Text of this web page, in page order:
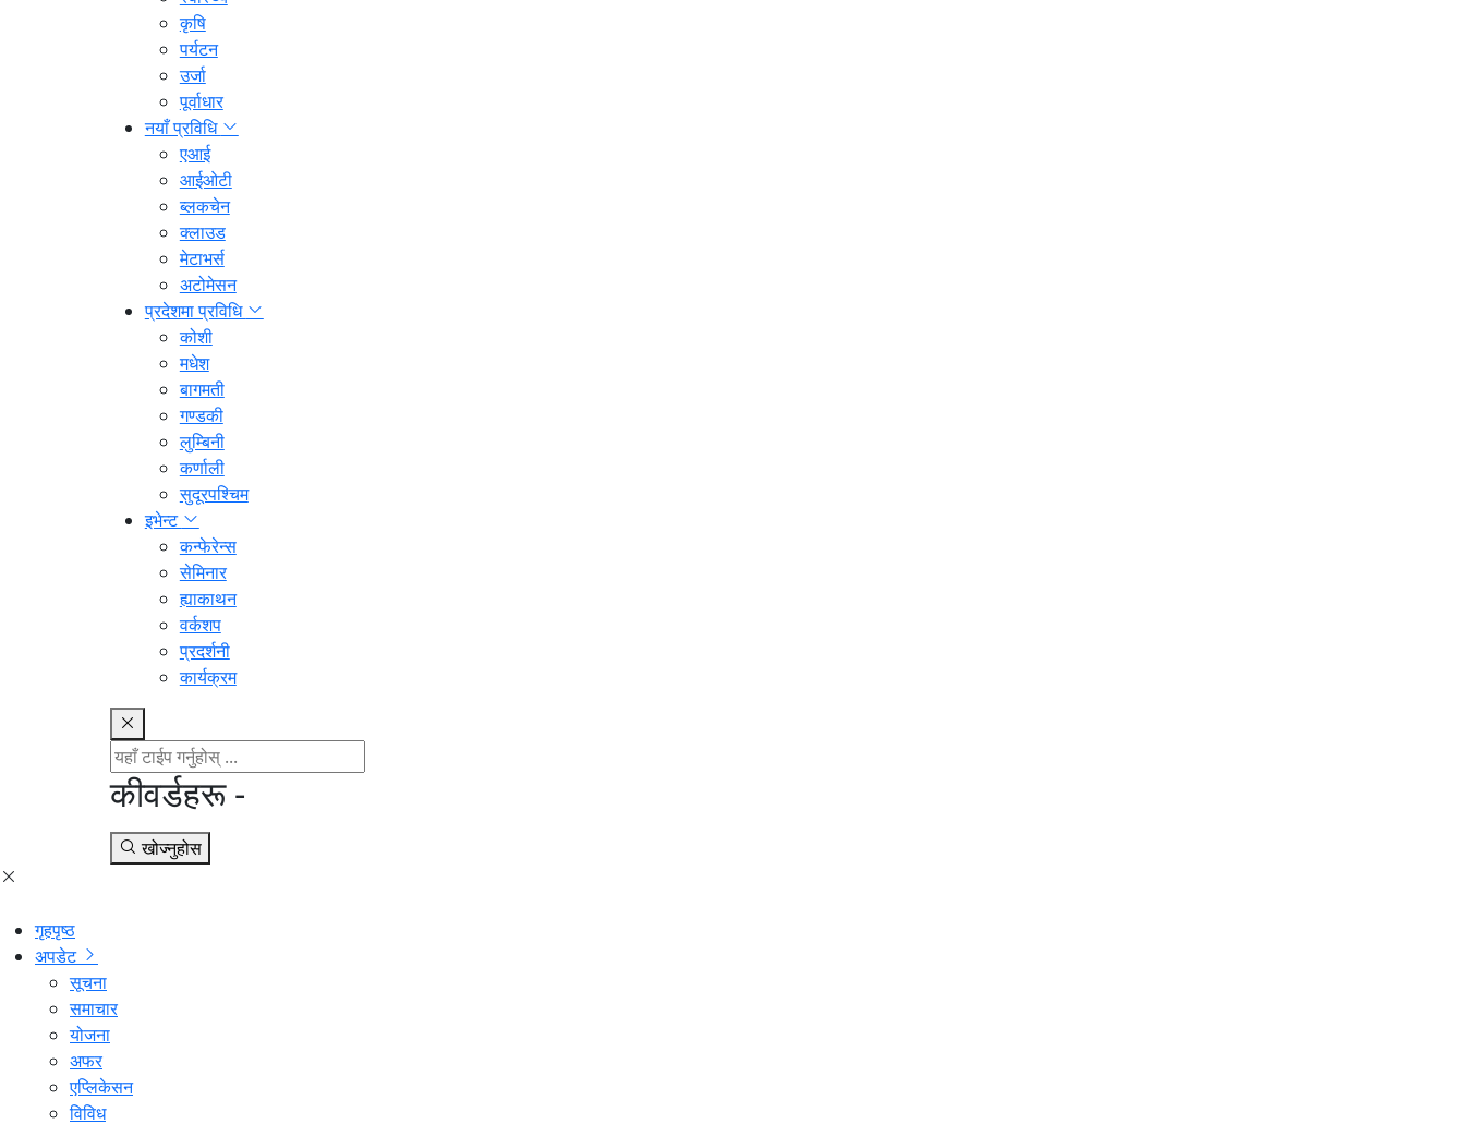
कृषि
पर्यटन
उर्जा
पूर्वाधार
नयाँ प्रविधि
एआई
आईओटी
ब्लकचेन
क्लाउड
मेटाभर्स
अटोमेसन
प्रदेशमा प्रविधि
कोशी
मधेश
बागमती
गण्डकी
लुम्बिनी
कर्णाली
सुदूरपश्चिम
इभेन्ट
कन्फेरेन्स
सेमिनार
ह्याकाथन
वर्कशप
प्रदर्शनी
कार्यक्रम
कीवर्डहरू -
खोज्नुहोस
गृहपृष्ठ
अपडेट
सूचना
समाचार
योजना
अफर
एप्लिकेसन
विविध